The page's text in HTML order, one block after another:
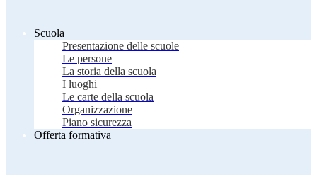
Scuola
Presentazione delle scuole
Le persone
La storia della scuola
I luoghi
Le carte della scuola
Organizzazione
Piano sicurezza
Offerta formativa